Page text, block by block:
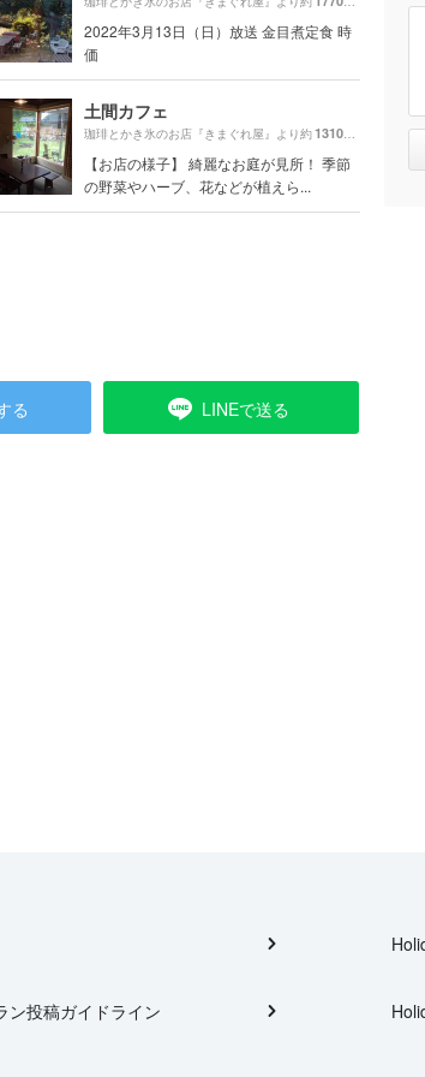
2022年3月13日（日）放送 金目煮定食 時
価
）
土間カフェ
珈琲とかき氷のお店『きまぐれ屋』より約1310m （徒歩22分
【お店の様子】 綺麗なお庭が見所！ 季節
の野菜やハーブ、花などが植えら...
る LINEで送る
ン投稿ガイドライン